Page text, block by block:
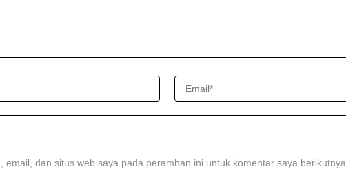
email, dan situs web saya pada peramban ini untuk komentar saya berikutnya.